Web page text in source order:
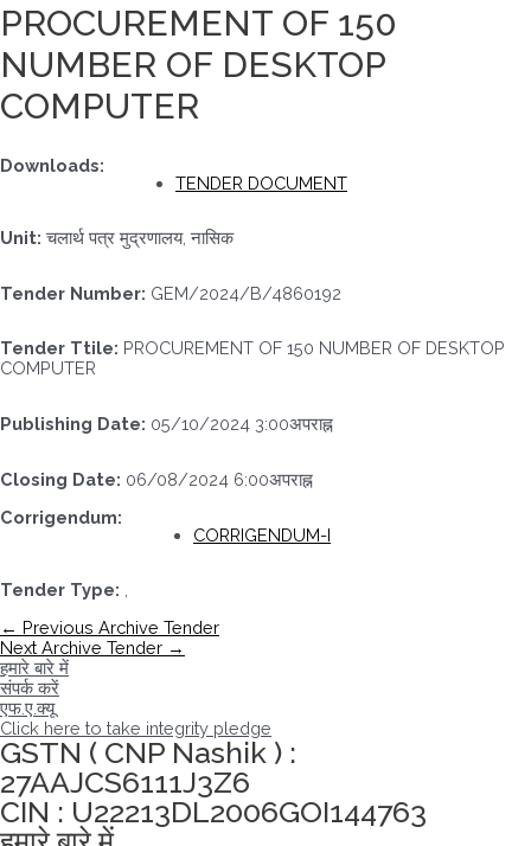
PROCUREMENT OF 150
NUMBER OF DESKTOP
COMPUTER
Downloads:
TENDER DOCUMENT
Unit: चलार्थ पत्र मुद्रणालय, नासिक
Tender Number: GEM/2024/B/4860192
Tender Ttile: PROCUREMENT OF 150 NUMBER OF DESKTOP
COMPUTER
Publishing Date: 05/10/2024 3:00अपराह्न
Closing Date: 06/08/2024 6:00अपराह्न
Corrigendum:
CORRIGENDUM-I
Tender Type:
पोस्ट
नेविगेशन
← Previous Archive Tender
Next Archive Tender →
हमारे बारे में
संपर्क करें
एफ.ए.क्यू
Click here to take integrity pledge
GSTN ( CNP Nashik ) :
27AAJCS6111J3Z6
CIN : U22213DL2006GOI144763